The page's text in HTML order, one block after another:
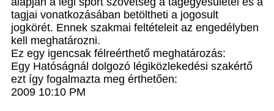
tagjai vonatkozásában betöltheti a jogosult
jogkörét. Ennek szakmai feltételeit az engedélyben
kell meghatározni.
Ez egy igencsak félreérthető meghatározás:
Egy Hatóságnál dolgozó légiközlekedési szakértő
ezt így fogalmazta meg érthetően:
2009 10:10 PM